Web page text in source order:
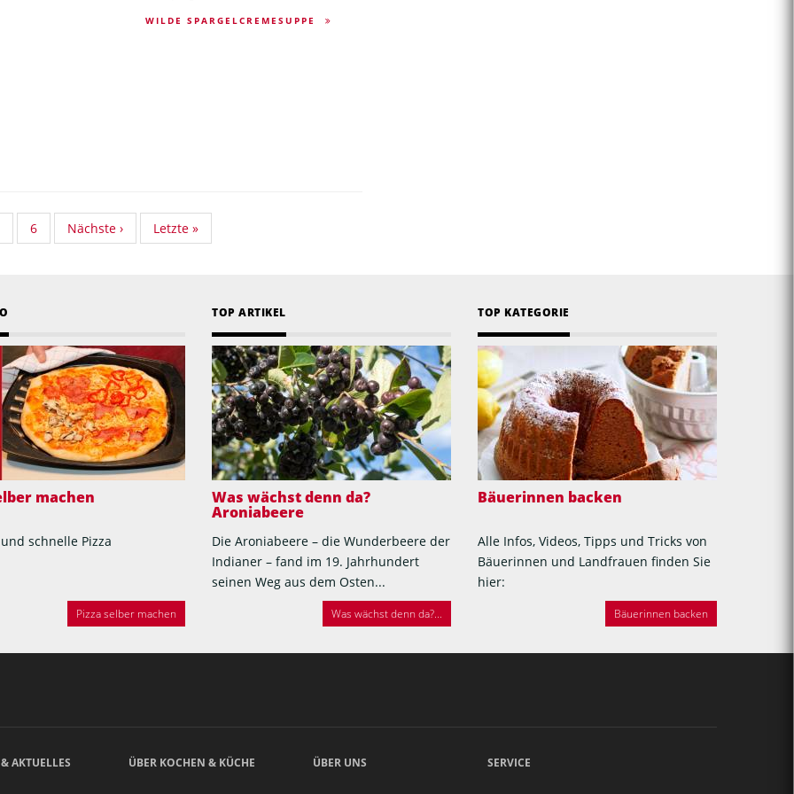
WILDE SPARGELCREMESUPPE
Standard
Taxonomy
6
Nächste
Seite
Nächste ›
Last
page
Letzte »
machen
schnelle Pizza
Pizza selber machen
TOP ARTIKEL
Was wächst denn da?
Aroniabeere
Die Aroniabeere – die Wunderbeere der
Indianer – fand im 19. Jahrhundert
seinen Weg aus dem Osten...
Was wächst denn da?...
TOP KATEGORIE
Bäuerinnen backen
Alle Infos, Videos, Tipps und Tricks von
Bäuerinnen und Landfrauen finden Sie
hier:
Bäuerinnen backen
AKTUELLES ÜBER KOCHEN & KÜCHE ÜBER UNS SERVICE